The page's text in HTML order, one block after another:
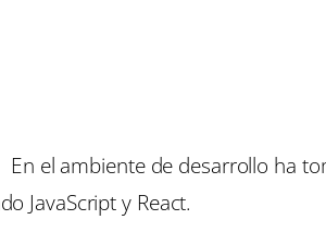
En el ambiente de desarrollo ha
JavaScript y React.